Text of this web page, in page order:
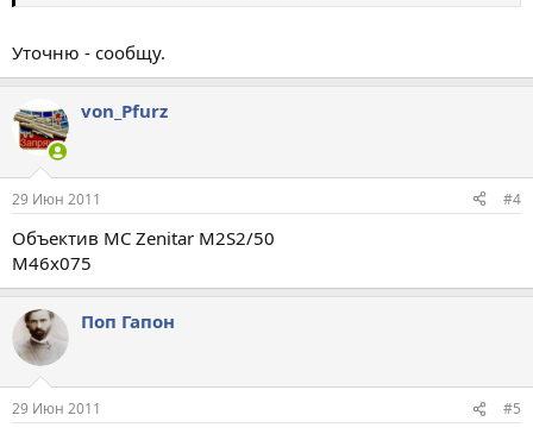
Уточню - сообщу.
von_Pfurz
29 Июн 2011 #4
Объектив MC Zenitar M2S2/50
M46x075
Поп Гапон
29 Июн 2011 #5